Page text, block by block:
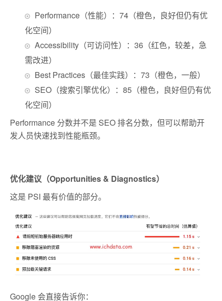
Performance（性能）：74（橙色，良好但仍有优
化空间）
Accessibility（可访问性）：36（红色，较差，急
需改进）
Best Practices（最佳实践）：73（橙色，一般）
SEO（搜索引擎优化）：85（橙色，良好但仍有优
化空间）
Performance 分数并不是 SEO 排名分数，但可以帮助开
发人员快速找到性能瓶颈。
优化建议（Opportunities & Diagnostics）
这是 PSI 最有价值的部分。
Google 会直接告诉你：